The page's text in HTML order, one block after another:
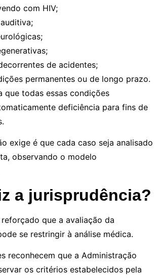
com HIV;
de acidentes;
permanentes ou de longo prazo.
que todas essas condições
deficiência para fins de
exige é que cada caso seja analisado
observando o modelo
a jurisprudência?
que a avaliação da
se restringir à análise médica.
reconhecem que a Administração
os critérios estabelecidos pela